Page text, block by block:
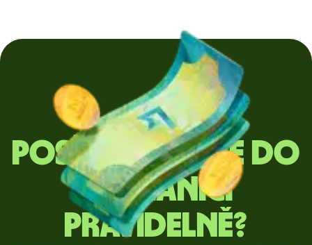
Posíláte peníze do
zahraničí
pravidelně?